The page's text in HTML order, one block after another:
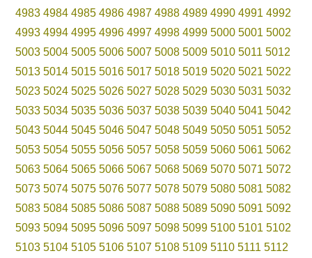
4983 4984 4985 4986 4987 4988 4989 4990 4991 4992
4993 4994 4995 4996 4997 4998 4999 5000 5001 5002
5003 5004 5005 5006 5007 5008 5009 5010 5011 5012
5013 5014 5015 5016 5017 5018 5019 5020 5021 5022
5023 5024 5025 5026 5027 5028 5029 5030 5031 5032
5033 5034 5035 5036 5037 5038 5039 5040 5041 5042
5043 5044 5045 5046 5047 5048 5049 5050 5051 5052
5053 5054 5055 5056 5057 5058 5059 5060 5061 5062
5063 5064 5065 5066 5067 5068 5069 5070 5071 5072
5073 5074 5075 5076 5077 5078 5079 5080 5081 5082
5083 5084 5085 5086 5087 5088 5089 5090 5091 5092
5093 5094 5095 5096 5097 5098 5099 5100 5101 5102
5103 5104 5105 5106 5107 5108 5109 5110 5111 5112